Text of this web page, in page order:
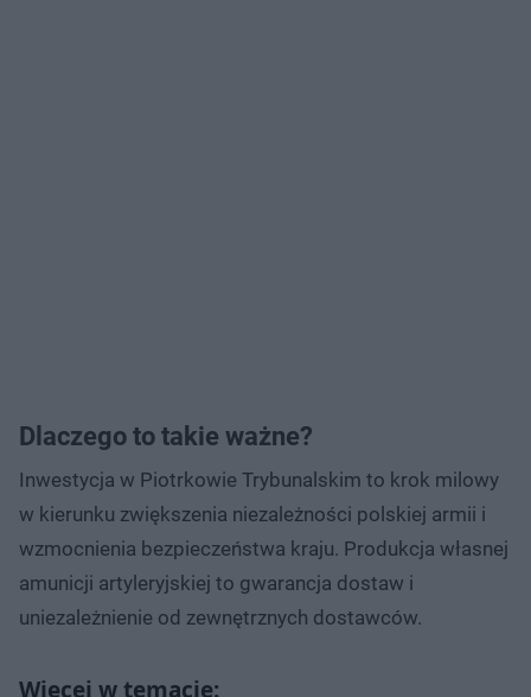
Dlaczego to takie ważne?
Inwestycja w Piotrkowie Trybunalskim to krok milowy
w kierunku zwiększenia niezależności polskiej armii i
wzmocnienia bezpieczeństwa kraju. Produkcja własnej
amunicji artyleryjskiej to gwarancja dostaw i
uniezależnienie od zewnętrznych dostawców.